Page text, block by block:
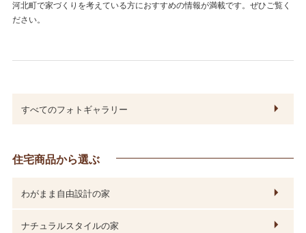
河北町で家づくりを考えている方におすすめの情報が満載です。ぜひご覧く
ださい。
すべてのフォトギャラリー
住宅商品から選ぶ
わがまま自由設計の家
ナチュラルスタイルの家